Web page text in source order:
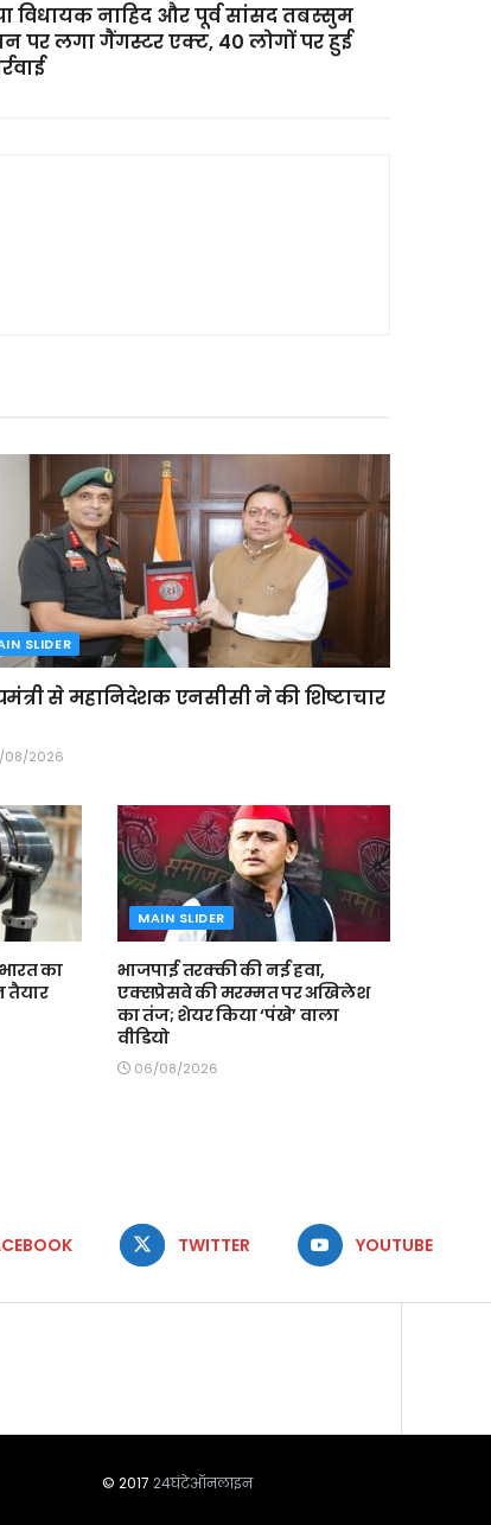
विधायक नाहिद और पूर्व सांसद तबस्सुम
पर लगा गैंगस्टर एक्ट, 40 लोगों पर हुई
SLIDER
से महानिदेशक एनसीसी ने की शिष्टाचार
08/2026
का
तैयार
MAIN SLIDER
भाजपाई तरक्की की नई हवा,
एक्सप्रेसवे की मरम्मत पर अखिलेश
का तंज; शेयर किया ‘पंखे’ वाला
वीडियो
06/08/2026
TWITTER YOUTUBE
© 2017 24घंटेऑनलाइन